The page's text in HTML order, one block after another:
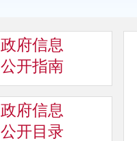
政府信息
公开指南
政府信息
公开目录